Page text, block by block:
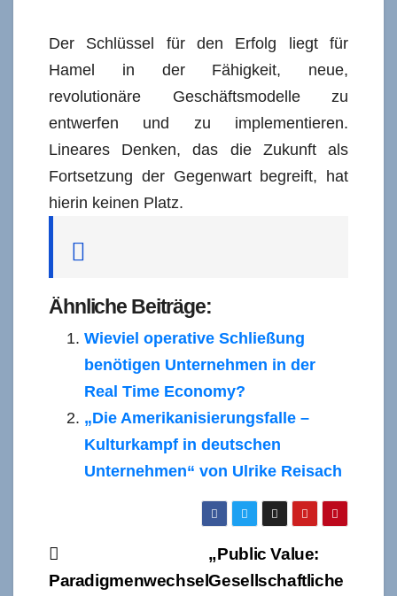
Der Schlüssel für den Erfolg liegt für
Hamel in der Fähigkeit, neue,
revolutionäre Geschäftsmodelle zu
entwerfen und zu implementieren.
Lineares Denken, das die Zukunft als
Fortsetzung der Gegenwart begreift, hat
hierin keinen Platz.
Ähnliche Beiträge:
Wieviel operative Schließung
benötigen Unternehmen in der
Real Time Economy?
„Die Amerikanisierungsfalle –
Kulturkampf in deutschen
Unternehmen“ von Ulrike Reisach
Beitragsnavigation
„Public Value:
Gesellschaftliche
Paradigmenwechsel